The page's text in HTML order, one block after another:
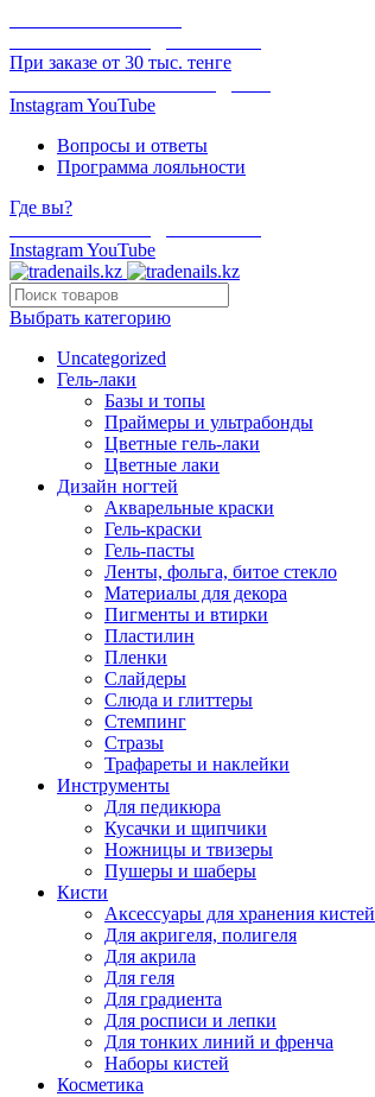
При заказе от 30 тыс. тенге
InstagramYouTube
Вопросы и ответы
Программа лояльности
Где вы?
InstagramYouTube
Выбрать категорию
Uncategorized
Гель-лаки
Базы и топы
Праймеры и ультрабонды
Цветные гель-лаки
Цветные лаки
Дизайн ногтей
Акварельные краски
Гель-краски
Гель-пасты
Ленты, фольга, битое стекло
Материалы для декора
Пигменты и втирки
Пластилин
Пленки
Слайдеры
Слюда и глиттеры
Стемпинг
Стразы
Трафареты и наклейки
Инструменты
Для педикюра
Кусачки и щипчики
Ножницы и твизеры
Пушеры и шаберы
Кисти
Аксессуары для хранения кистей
Для акригеля, полигеля
Для акрила
Для геля
Для градиента
Для росписи и лепки
Для тонких линий и френча
Наборы кистей
Косметика